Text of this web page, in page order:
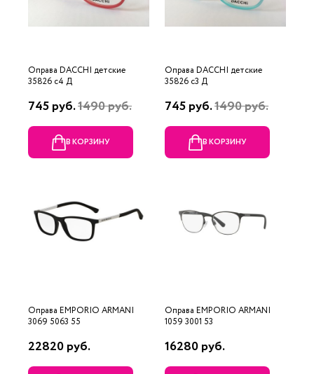
Оправа DACCHI детские
35826 c4 Д
745 руб.1490 руб.
В КОРЗИНУ
Оправа DACCHI детские
35826 c3 Д
745 руб.1490 руб.
В КОРЗИНУ
Оправа EMPORIO ARMANI
3069 5063 55
22820 руб.
Оправа EMPORIO ARMANI
1059 3001 53
16280 руб.